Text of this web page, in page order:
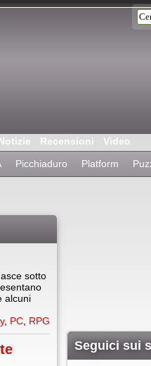
Recensioni
Video
Picchiaduro Platform
sotto
alcuni
, PC RPG
Seguici sui